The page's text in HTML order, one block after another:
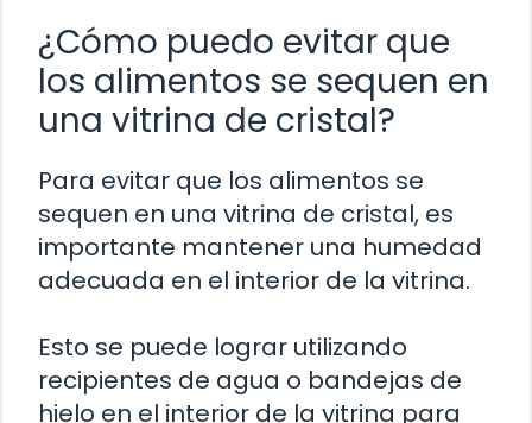
¿Cómo puedo evitar que
los alimentos se sequen en
una vitrina de cristal?
Para evitar que los alimentos se
sequen en una vitrina de cristal, es
importante mantener una humedad
adecuada en el interior de la vitrina.
Esto se puede lograr utilizando
recipientes de agua o bandejas de
hielo en el interior de la vitrina para